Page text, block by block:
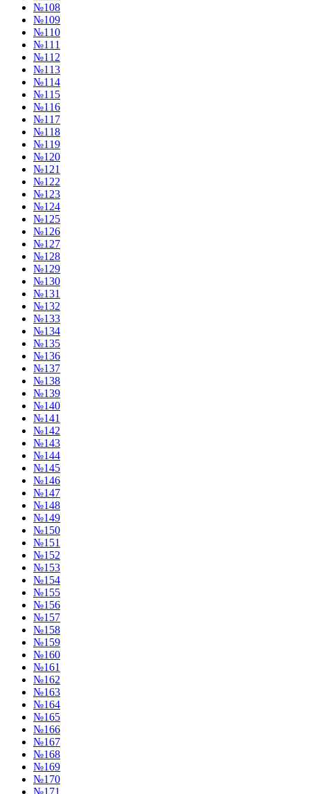
№108
№109
№110
№111
№112
№113
№114
№115
№116
№117
№118
№119
№120
№121
№122
№123
№124
№125
№126
№127
№128
№129
№130
№131
№132
№133
№134
№135
№136
№137
№138
№139
№140
№141
№142
№143
№144
№145
№146
№147
№148
№149
№150
№151
№152
№153
№154
№155
№156
№157
№158
№159
№160
№161
№162
№163
№164
№165
№166
№167
№168
№169
№170
№171